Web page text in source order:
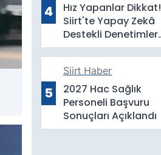
4
Hız Yapanlar Dikkat!
Siirt'te Yapay Zekâ
Destekli Denetimler
Başladı
5
Siirt Haber
2027 Hac Sağlık
Personeli Başvuru
Sonuçları Açıklandı